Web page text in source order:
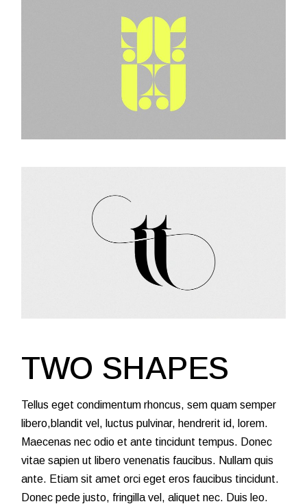
TWO SHAPES
Tellus eget condimentum rhoncus, sem quam semper
libero,blandit vel, luctus pulvinar, hendrerit id, lorem.
Maecenas nec odio et ante tincidunt tempus. Donec
vitae sapien ut libero venenatis faucibus. Nullam quis
ante. Etiam sit amet orci eget eros faucibus tincidunt.
Donec pede justo, fringilla vel, aliquet nec. Duis leo.